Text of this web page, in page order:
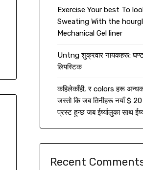
Exercise Your best To
Sweating With the
Mechanical Gel liner
Untng शुक्रवार नायकहरू:
लिपस्टिक
कहिलेकाँही, र colors हरू
जस्तो कि जब तिनीहरू नयाँ $ 20
प्रस्ट हुन्छ जब ईर्ष्यालुका साथ
Recent